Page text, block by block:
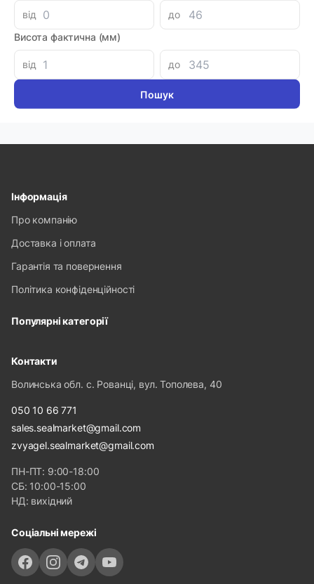
від
до
Висота фактична (мм)
від до
Пневмоциліндр SI 63х100
Код товара: 63745
Артикул: 07374
Виробник: ANRUK
Луцьк: 1
Інформація
Про компанію
Доставка і оплата
Гарантія та повернення
Політика конфіденційності
Популярні категорії
Контакти
Волинська обл. с. Рованці, вул. Тополева, 40
050 10 66 771
sales.sealmarket@gmail.com
zvyagel.sealmarket@gmail.com
ПН-ПТ: 9:00-18:00
СБ: 10:00-15:00
НД: вихідний
Соціальні мережі